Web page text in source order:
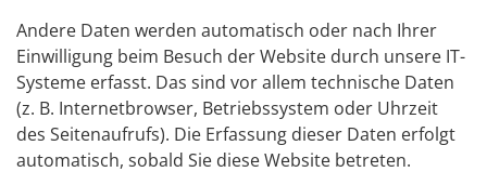
Andere Daten werden automatisch oder nach Ihrer
Einwilligung beim Besuch der Website durch unsere IT-
Systeme erfasst. Das sind vor allem technische Daten
(z. B. Internetbrowser, Betriebssystem oder Uhrzeit
des Seitenaufrufs). Die Erfassung dieser Daten erfolgt
automatisch, sobald Sie diese Website betreten.